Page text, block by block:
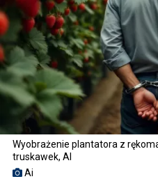
Wyobrażenie plantatora z
truskawek, AI
Ai